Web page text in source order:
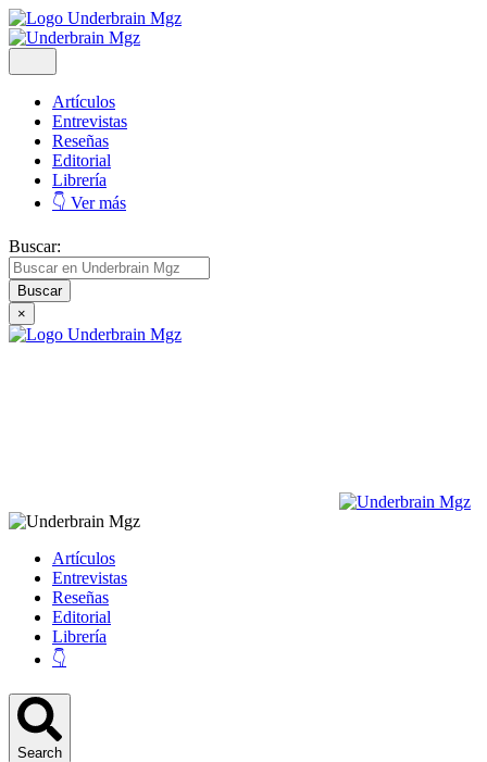
Artículos
Entrevistas
Reseñas
Editorial
Librería
👇 Ver más
Buscar:
×
Artículos
Entrevistas
Reseñas
Editorial
Librería
👇
Search